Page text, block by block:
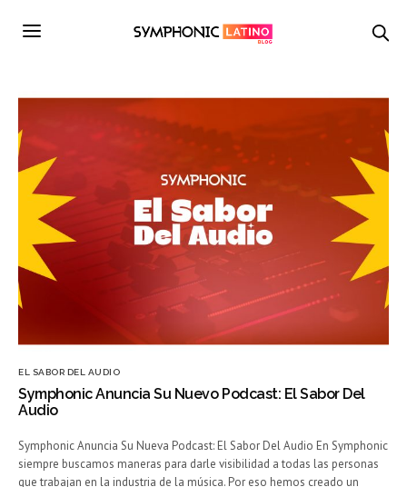
EL SABOR DEL AUDIO
Symphonic Anuncia Su Nuevo Podcast: El Sabor Del
Audio
Symphonic Anuncia Su Nueva Podcast: El Sabor Del Audio En Symphonic
siempre buscamos maneras para darle visibilidad a todas las personas
que trabajan en la industria de la música. Por eso hemos creado un